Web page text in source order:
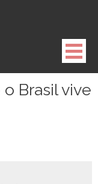
Brasil vive